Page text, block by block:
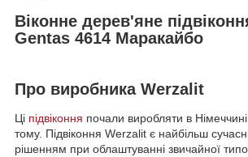
Віконне дерев'яне
Gentas 4614 Маракайбо
Про виробника Werzalit
Ці підвіконня почали виробляти в
тому. Підвіконня Werzalit є найбільш
рішенням при облаштуванні звичайної